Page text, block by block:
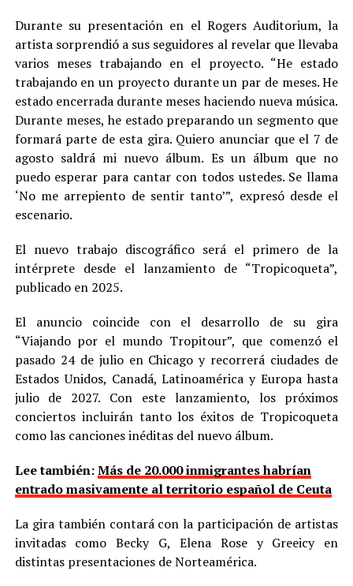
Durante su presentación en el Rogers Auditorium, la
artista sorprendió a sus seguidores al revelar que llevaba
varios meses trabajando en el proyecto. “He estado
trabajando en un proyecto durante un par de meses. He
estado encerrada durante meses haciendo nueva música.
Durante meses, he estado preparando un segmento que
formará parte de esta gira. Quiero anunciar que el 7 de
agosto saldrá mi nuevo álbum. Es un álbum que no
puedo esperar para cantar con todos ustedes. Se llama
‘No me arrepiento de sentir tanto’”, expresó desde el
escenario.
El nuevo trabajo discográfico será el primero de la
intérprete desde el lanzamiento de “Tropicoqueta”,
publicado en 2025.
El anuncio coincide con el desarrollo de su gira
“Viajando por el mundo Tropitour”, que comenzó el
pasado 24 de julio en Chicago y recorrerá ciudades de
Estados Unidos, Canadá, Latinoamérica y Europa hasta
julio de 2027. Con este lanzamiento, los próximos
conciertos incluirán tanto los éxitos de Tropicoqueta
como las canciones inéditas del nuevo álbum.
Lee también:Más de 20.000 inmigrantes habrían
entrado masivamente al territorio español de Ceuta
La gira también contará con la participación de artistas
invitadas como Becky G, Elena Rose y Greeicy en
distintas presentaciones de Norteamérica.